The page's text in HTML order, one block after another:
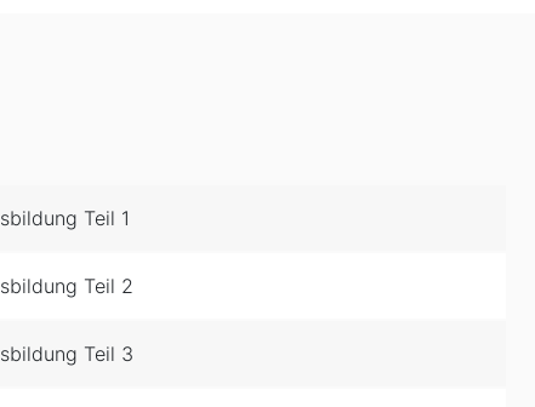
Teil 1
Teil 2
Teil 3